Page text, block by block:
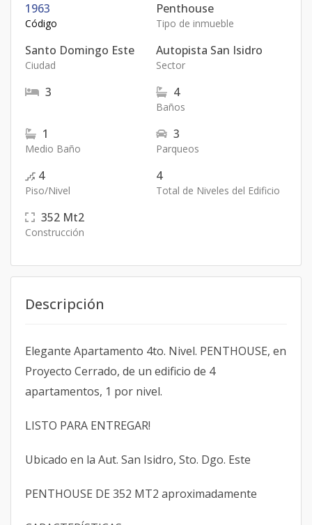
1963
Código
Penthouse
Tipo de inmueble
Santo Domingo Este
Ciudad
Autopista San Isidro
Sector
3 4
Baños
1
Medio Baño
3
Parqueos
4
Piso/Nivel
4
Total de Niveles del Edificio
352 Mt2
Construcción
Descripción
Elegante Apartamento 4to. Nivel. PENTHOUSE, en
Proyecto Cerrado, de un edificio de 4
apartamentos, 1 por nivel.
LISTO PARA ENTREGAR!
Ubicado en la Aut. San Isidro, Sto. Dgo. Este
PENTHOUSE DE 352 MT2 aproximadamente